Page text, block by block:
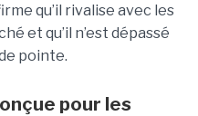
qu’il rivalise avec les
et qu’il n’est dépassé
pointe.
pour les